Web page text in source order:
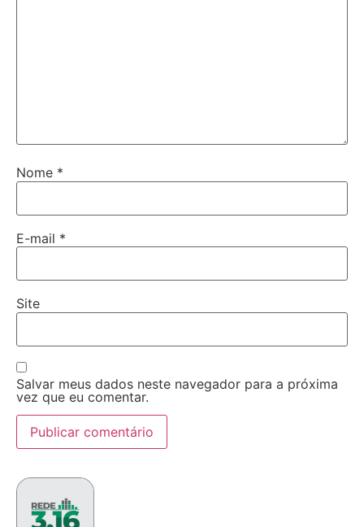
Nome *
E-mail *
Site
Salvar meus dados neste navegador para a próxima
vez que eu comentar.